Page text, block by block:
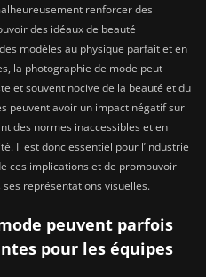
renforcer des
des idéaux de beauté
modèles au physique parfait et en
la photographie de mode peut
et souvent nocive de la beauté et du
peuvent avoir un impact négatif sur
des normes inaccessibles et en
Il est donc essentiel pour l’industrie
ces implications et de promouvoir
représentations visuelles.
peuvent parfois
pour les équipes